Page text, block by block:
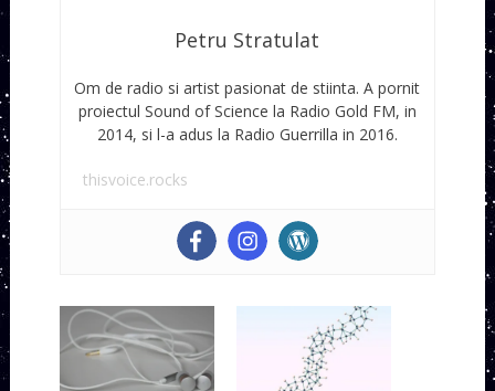
Petru Stratulat
Om de radio si artist pasionat de stiinta. A pornit
proiectul Sound of Science la Radio Gold FM, in
2014, si l-a adus la Radio Guerrilla in 2016.
thisvoice.rocks